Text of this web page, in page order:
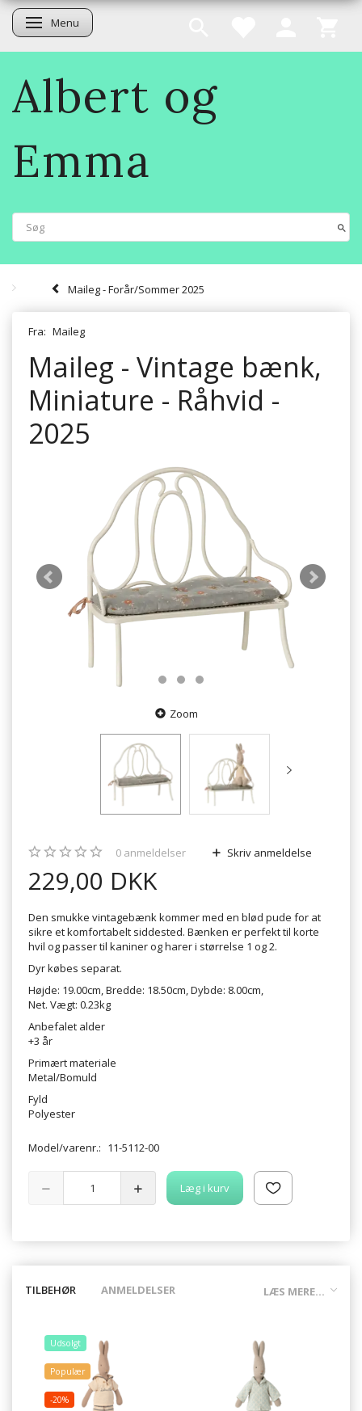
Skifte navigation
Menu
Albert og
Emma
Maileg - Forår/Sommer 2025
Fra: Maileg
Maileg - Vintage bænk,
Miniature - Råhvid -
2025
Zoom
0 anmeldelser Skriv anmeldelse
229,00 DKK
Den smukke vintagebænk kommer med en blød pude for at
sikre et komfortabelt siddested. Bænken er perfekt til korte
hvil og passer til kaniner og harer i størrelse 1 og 2.
Dyr købes separat.
Højde: 19.00cm, Bredde: 18.50cm, Dybde: 8.00cm,
Net. Vægt: 0.23kg
Anbefalet alder
+3 år
Primært materiale
Metal/Bomuld
Fyld
Polyester
Model/varenr.: 11-5112-00
Læg i kurv
LÆS MERE...
TILBEHØR ANMELDELSER
Udsolgt
Populær
-20%